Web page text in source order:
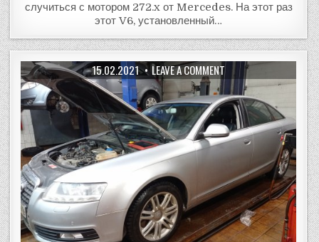
случиться с мотором 272.x от Mercedes. На этот раз
этот V6, установленный…
15.02.2021 LEAVE A COMMENT